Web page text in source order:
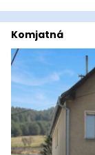
Komjatná